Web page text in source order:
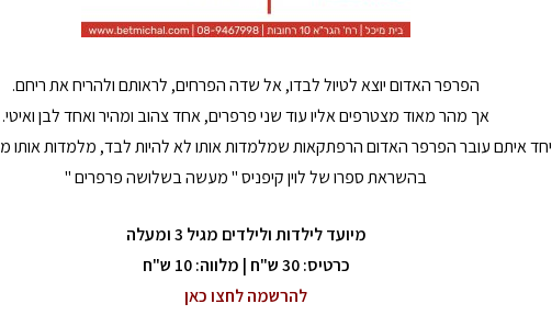
הפרפר האדום יוצא לטיול לבדו, אל שדה הפרחים, לראותם ולהריח את ריחם.
אך מהר מאוד מצטרפים אליו עוד שני פרפרים, אחד צהוב ומהיר ואחד לבן ואיטי.
יחד איתם עובר הפרפר האדום הרפתקאות שמלמדות אותו לא להיות לבד, מלמדות אותו
בהשראת ספרו של לוין קיפניס " מעשה בשלושה פרפרים "
מיועד לילדות ולילדים מגיל 3 ומעלה
כרטיס: 30 ש"ח | מלווה: 10 ש"ח
להרשמה לחצו כאן